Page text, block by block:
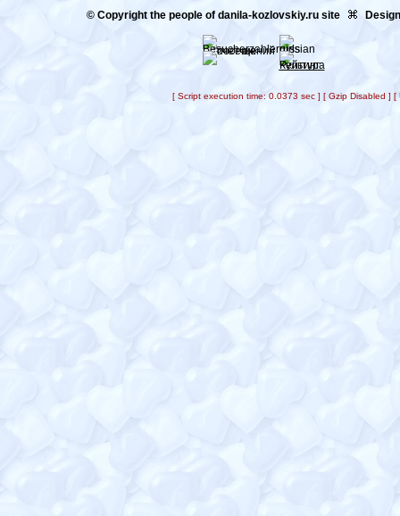
© Copyright the people of danila-kozlovskiy.ru site
[ Script execution time: 0.0373 sec ] [ Gzip Disabled ] [